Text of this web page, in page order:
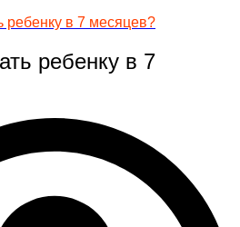
ребенку в 7 месяцев?
ребенку в 7